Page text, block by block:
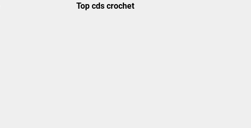
Top cds crochet